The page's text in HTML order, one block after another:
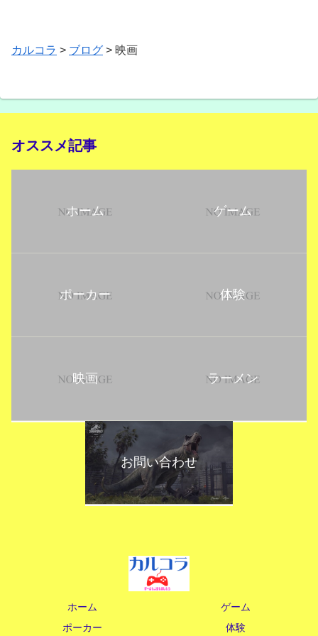
カルコラ > ブログ > 映画
オススメ記事
ホーム ゲーム
ポーカー 体験
映画 ラーメン
お問い合わせ
ホーム
ゲーム
ポーカー
体験